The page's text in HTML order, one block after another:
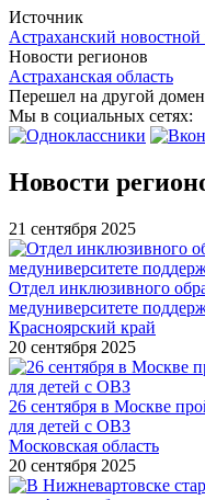
Источник
Астраханский новостной
Новости регионов
Астраханская область
Перешел на другой
Мы в социальных сетях:
Новости
21 сентября 2025
Отдел инклюзивного
медуниверситете
Красноярский край
20 сентября 2025
26 сентября в Москве
для детей с ОВЗ
Московская область
20 сентября 2025